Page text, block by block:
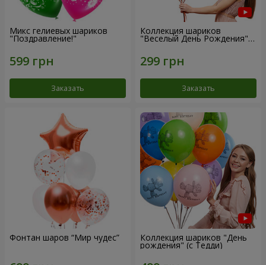
Микс гелиевых шариков
"Поздравление!"
Заказать
Коллекция шариков
"Веселый День Рождения" -
Заказать
Фонтан шаров “Мир чудес” Коллекция шариков "День
рождения" (с Тедди)